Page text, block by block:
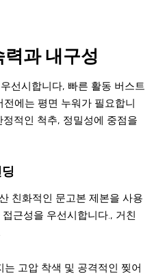
과 내구성
선시합니다, 빠른 활동 버스트
에는 평면 누워가 필요합니
적인 척추, 정밀성에 중점을
친화적인 문고본 제본을 사용
근성을 우선시합니다., 거친
는 고압 착색 및 공격적인 찢어